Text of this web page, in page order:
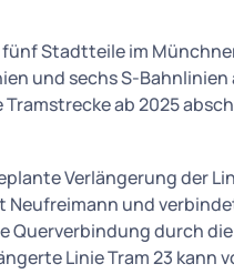
Stadtteile im
und sechs S-
ab 2025
Verlängerung der
und
Querverbindung durch
Linie Tram 23 kann